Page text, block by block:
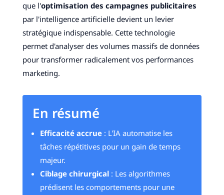
que l'optimisation des campagnes publicitaires
par l'intelligence artificielle devient un levier
stratégique indispensable. Cette technologie
permet d'analyser des volumes massifs de données
pour transformer radicalement vos performances
marketing.
En résumé
Efficacité accrue: L'IA automatise les
tâches répétitives pour un gain de temps
majeur.
Ciblage chirurgical: Les algorithmes
prédisent les comportements pour une